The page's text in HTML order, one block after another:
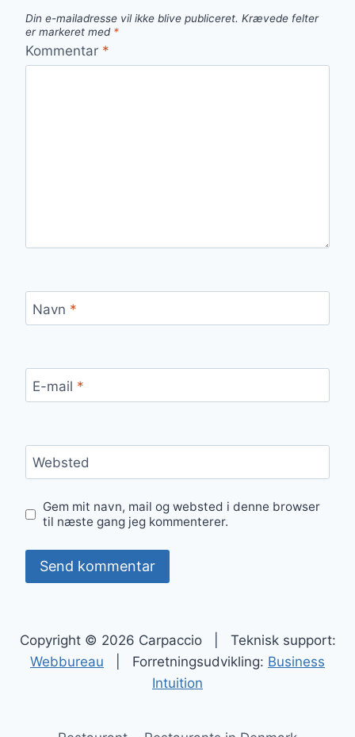
Din e-mailadresse vil ikke blive publiceret. Krævede felter
er markeret med *
Kommentar *
Navn *
E-mail *
Websted
Gem mit navn, mail og websted i denne browser
til næste gang jeg kommenterer.
Copyright © 2026 Carpaccio | Teknisk support:
Webbureau | Forretningsudvikling: Business
Intuition